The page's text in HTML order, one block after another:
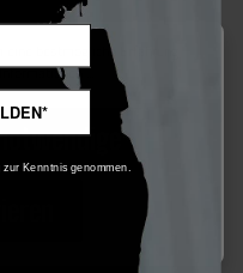
bestmögliche Erfahrung
...
Kenntnis genommen.